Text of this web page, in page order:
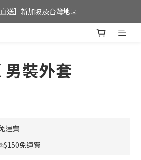
，即可享港澳地區免運費;
直送】新加坡及台灣地區
裝外套
運費
$150免運費